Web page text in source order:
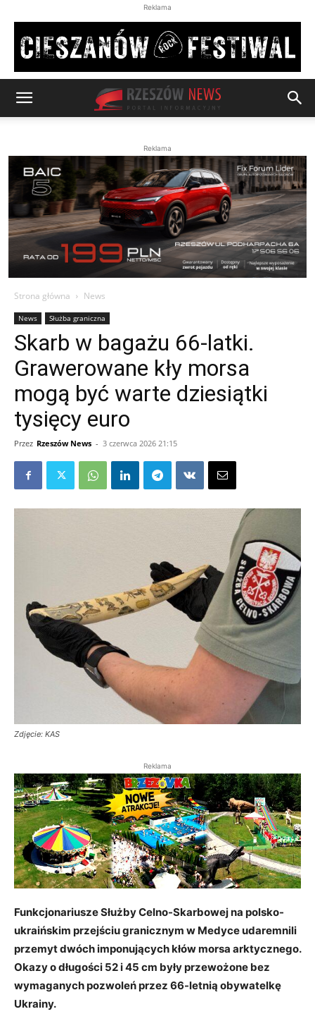
Reklama
Reklama
Strona główna News
News Służba graniczna
Skarb w bagażu 66-latki.
Grawerowane kły morsa
mogą być warte dziesiątki
tysięcy euro
Przez Rzeszów News - 3 czerwca 2026 21:15
Zdjęcie: KAS
Reklama
Funkcjonariusze Służby Celno-Skarbowej na polsko-
ukraińskim przejściu granicznym w Medyce udaremnili
przemyt dwóch imponujących kłów morsa arktycznego.
Okazy o długości 52 i 45 cm były przewożone bez
wymaganych pozwoleń przez 66-letnią obywatelkę
Ukrainy.